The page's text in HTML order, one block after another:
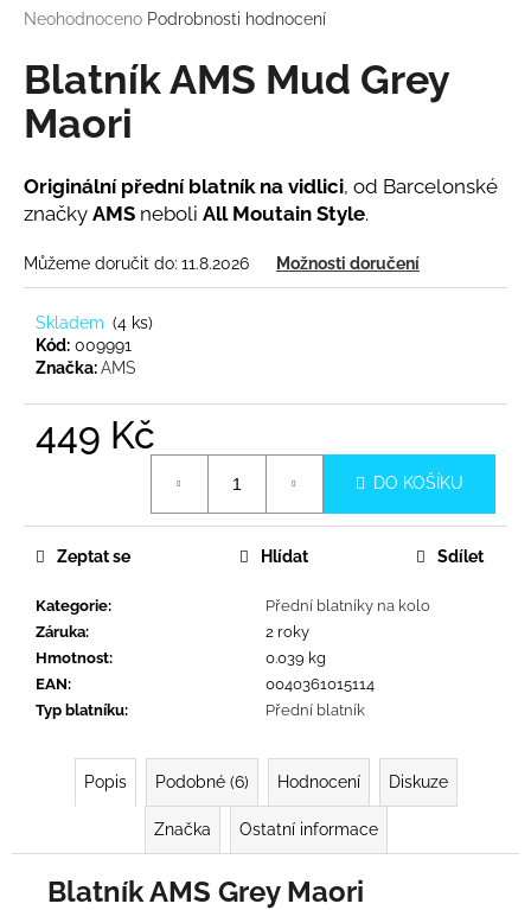
Průměrné
produktu
je
0,0
hvězdiček.
Neohodnoceno Podrobnosti hodnocení
Blatník AMS Mud Grey
Maori
Originální přední blatník na vidlici, od Barcelonské
značky AMS neboli All Moutain Style.
Můžeme doručit do: 11.8.2026 Možnosti doručení
Skladem (4 ks)
Kód: 009991
Značka:AMS
449 Kč
DO KOŠÍKU
Kategorie:
Přední blatníky na kolo
Záruka:
2 roky
Hmotnost:
0.039 kg
EAN:
0040361015114
Typ blatníku: Přední blatník
Zeptat se Hlídat Sdílet
Popis Podobné (6) Hodnocení Diskuze
Značka Ostatní informace
Blatník AMS Grey Maori
a
j
í
t
HLEDAT
D
o
o
č
u
e
m
e